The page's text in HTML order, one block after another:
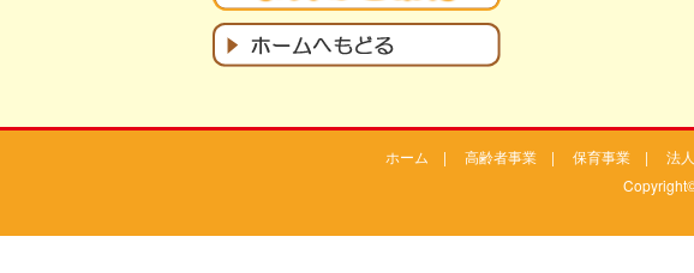
ホーム | 高齢者事業 | 保育事業 | 法